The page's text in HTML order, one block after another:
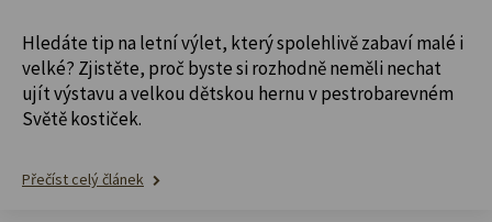
Hledáte tip na letní výlet, který spolehlivě zabaví malé i
velké? Zjistěte, proč byste si rozhodně neměli nechat
ujít výstavu a velkou dětskou hernu v pestrobarevném
Světě kostiček.
Přečíst celý článek